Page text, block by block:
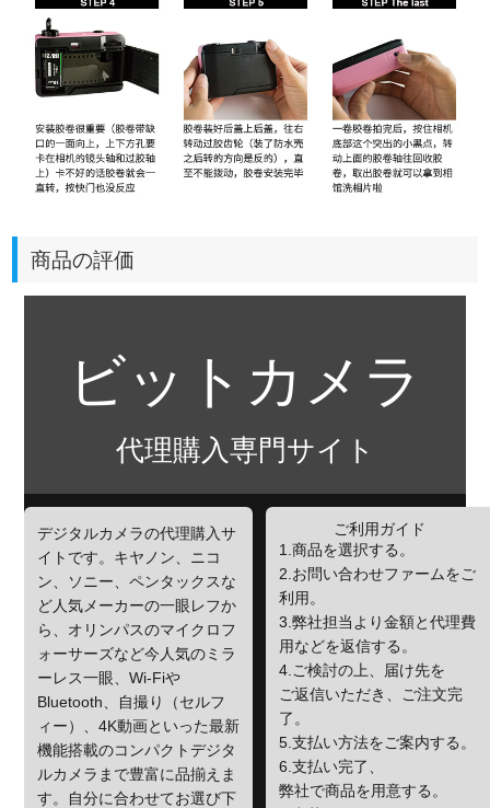
商品の評価
ビットカメラ
代理購入専門サイト
デジタルカメラの代理購入サ
イトです。キヤノン、ニコ
ン、ソニー、ペンタックスな
ど人気メーカーの一眼レフか
ら、オリンパスのマイクロフ
ォーサーズなど今人気のミラ
ーレス一眼、Wi-Fiや
Bluetooth、自撮り（セルフ
ィー）、4K動画といった最新
機能搭載のコンパクトデジタ
ルカメラまで豊富に品揃えま
す。自分に合わせてお選び下
ご利用ガイド
1.商品を選択する。
2.お問い合わせファームをご
利用。
3.弊社担当より金額と代理費
用などを返信する。
4.ご検討の上、届け先を
ご返信いただき、ご注文完
了。
5.支払い方法をご案内する。
6.支払い完了、
弊社で商品を用意する。